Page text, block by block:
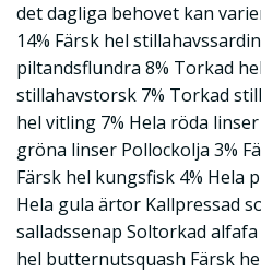
det dagliga behovet kan
14% Färsk hel
piltandsflundra 8% Torkad
stillahavstorsk 7% Torkad
hel vitling 7% Hela röda
gröna linser Pollockolja 3%
Färsk hel kungsfisk 4%
Hela gula ärtor Kallpressad
salladssenap Soltorkad
hel butternutsquash Färsk